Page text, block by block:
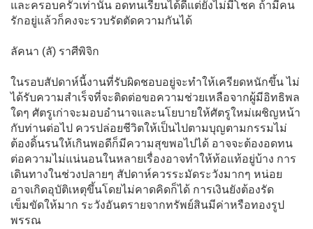
และครอบครัวเท่านั้น อดทนเรียนได้ดีแต่ยังไม่มีโชค ถ้ามีคน
รักอยู่แล้วก็คงจะรวบรัดตัดความกันได้
ลัคนา (ลั) ราศีพิจิก
ในรอบสัปดาห์นี้งานที่รับผิดชอบอยู่จะทำให้เครียดหนักขึ้น ไม่
ได้รับความสำเร็จที่จะติดต่อขอความช่วยเหลือจากผู้มีอิทธิพล
ใดๆ ศัตรูเก่าจะมอบอำนาจและนโยบายให้ศัตรูใหม่เผชิญหน้า
กับท่านต่อไป ควรปล่อยชีวิตให้เป็นไปตามบุญตามกรรมไม่
ต้องดิ้นรนให้เกินพอดีก็มีความสุขพอไปได้ อาจจะต้องอดทน
ต่อความไม่แน่นอนในหลายเรื่องอาจทำให้ท้อแท้อยู่บ้าง การ
เดินทางในช่วงปลายๆ สัปดาห์ควรระมัดระวังมากๆ หน่อย
อาจเกิดอุบัติเหตุขึ้นโดยไม่คาดคิดก็ได้ การเงินยังต้องรัด
เข็มขัดให้มาก ระวังอันตรายจากทรัพย์สินมีค่าหรือทองรูป
พรรณ